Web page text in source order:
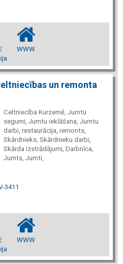
WWW
un remonta
Celtniecība Kurzemē, Jumtu
segumi, Jumtu ieklāšana, Jumtu
darbi, restaurācija, remonts,
Skārdnieks, Skārdnieku darbi,
Skārda izstrādājumi, Darbnīca,
Jumts, Jumti,
3411
WWW